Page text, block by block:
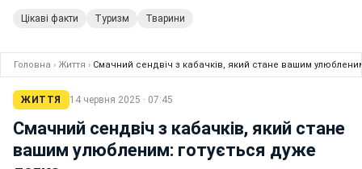
Цікаві факти Туризм Тварини
Головна › Життя › Смачний сендвіч з кабачків, який стане вашим
ЖИТТЯ 14 червня 2025 · 07:45
Смачний сендвіч з кабачків, який стане
вашим улюбленим: готується дуже